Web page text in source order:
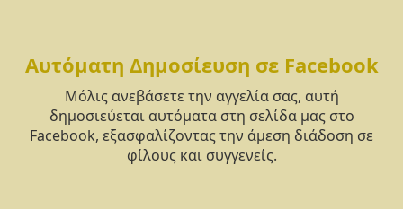
Αυτόματη Δημοσίευση σε Facebook
Μόλις ανεβάσετε την αγγελία σας, αυτή
δημοσιεύεται αυτόματα στη σελίδα μας στο
Facebook, εξασφαλίζοντας την άμεση διάδοση σε
φίλους και συγγενείς.